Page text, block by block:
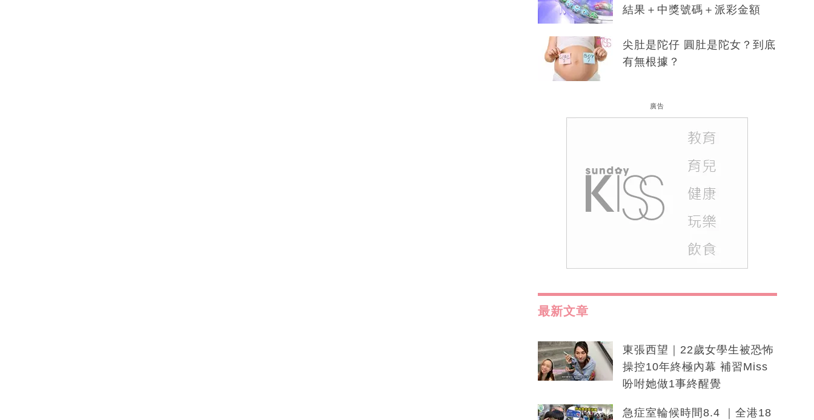
結果＋中獎號碼＋派彩金額
尖肚是陀仔 圓肚是陀女？到底
有無根據？
廣告
最新文章
東張西望｜22歲女學生被恐怖
操控10年終極內幕 補習Miss
吩咐她做1事終醒覺
急症室輪候時間8.4 ｜全港18